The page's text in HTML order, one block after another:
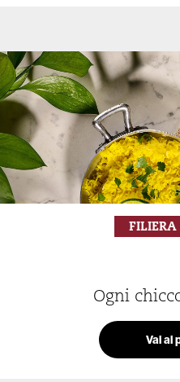
FILIERA
Ogni
Vai ai